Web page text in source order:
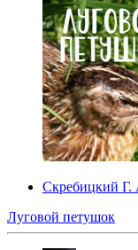
Скребицкий Г.
Луговой петушок